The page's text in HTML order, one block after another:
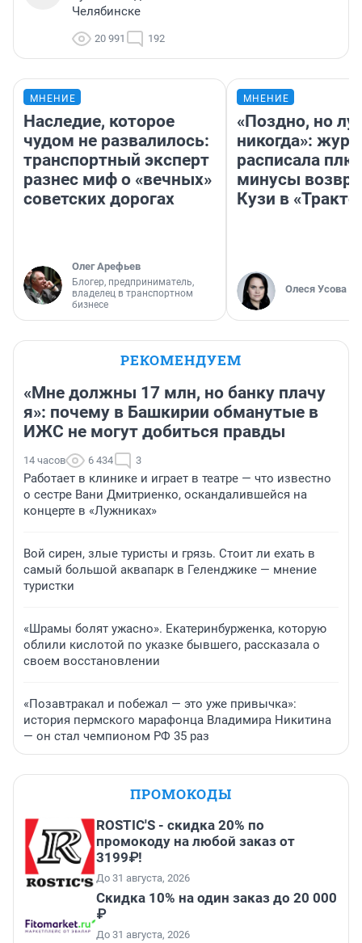
Челябинске
20 991 192
МНЕНИЕ
Наследие, которое
чудом не развалилось:
транспортный эксперт
разнес миф о «вечных»
советских дорогах
Олег Арефьев
Блогер, предприниматель,
владелец в транспортном
бизнесе
МНЕНИЕ
«Поздно, но
никогда»:
расписала
минусы
Кузи в
Олеся Усова
РЕКОМЕНДУЕМ
«Мне должны 17 млн, но банку плачу
я»: почему в Башкирии обманутые в
ИЖС не могут добиться правды
14 часов 6 434 3
Работает в клинике и играет в театре — что известно
о сестре Вани Дмитриенко, оскандалившейся на
концерте в «Лужниках»
Вой сирен, злые туристы и грязь. Стоит ли ехать в
самый большой аквапарк в Геленджике — мнение
туристки
«Шрамы болят ужасно». Екатеринбурженка, которую
облили кислотой по указке бывшего, рассказала о
своем восстановлении
«Позавтракал и побежал — это уже привычка»:
история пермского марафонца Владимира Никитина
— он стал чемпионом РФ 35 раз
ПРОМОКОДЫ
ROSTIC'S - скидка 20% по
промокоду на любой заказ от
3199₽!
До 31 августа, 2026
Скидка 10% на один заказ до 20 000
₽
До 31 августа, 2026